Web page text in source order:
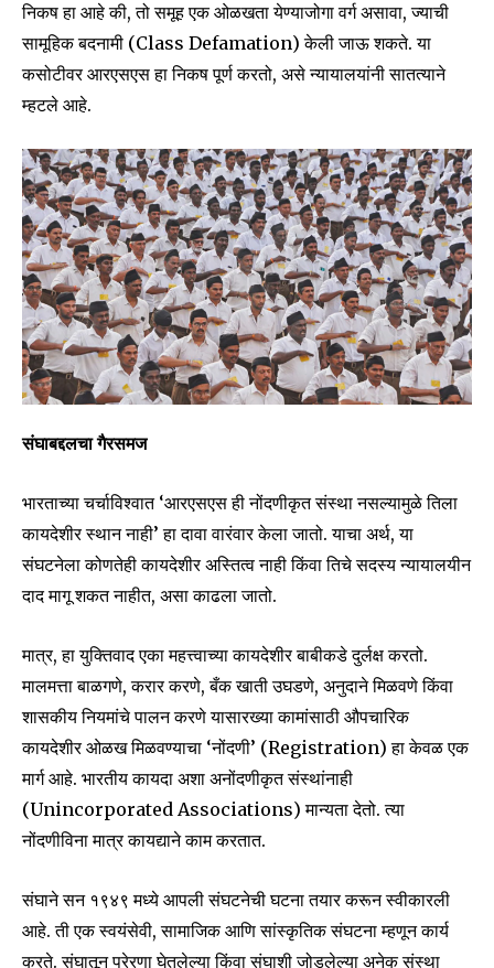
निकष हा आहे की, तो समूह एक ओळखता येण्याजोगा वर्ग असावा, ज्याची
सामूहिक बदनामी (Class Defamation) केली जाऊ शकते. या
कसोटीवर आरएसएस हा निकष पूर्ण करतो, असे न्यायालयांनी सातत्याने
म्हटले आहे.
संघाबद्दलचा गैरसमज
भारताच्या चर्चाविश्वात ‘आरएसएस ही नोंदणीकृत संस्था नसल्यामुळे तिला
कायदेशीर स्थान नाही’ हा दावा वारंवार केला जातो. याचा अर्थ, या
संघटनेला कोणतेही कायदेशीर अस्तित्व नाही किंवा तिचे सदस्य न्यायालयीन
दाद मागू शकत नाहीत, असा काढला जातो.
मात्र, हा युक्तिवाद एका महत्त्वाच्या कायदेशीर बाबीकडे दुर्लक्ष करतो.
मालमत्ता बाळगणे, करार करणे, बँक खाती उघडणे, अनुदाने मिळवणे किंवा
शासकीय नियमांचे पालन करणे यासारख्या कामांसाठी औपचारिक
कायदेशीर ओळख मिळवण्याचा ‘नोंदणी’ (Registration) हा केवळ एक
मार्ग आहे. भारतीय कायदा अशा अनोंदणीकृत संस्थांनाही
(Unincorporated Associations) मान्यता देतो. त्या
नोंदणीविना मात्र कायद्याने काम करतात.
संघाने सन १९४९ मध्ये आपली संघटनेची घटना तयार करून स्वीकारली
आहे. ती एक स्वयंसेवी, सामाजिक आणि सांस्कृतिक संघटना म्हणून कार्य
करते. संघातून प्रेरणा घेतलेल्या किंवा संघाशी जोडलेल्या अनेक संस्था